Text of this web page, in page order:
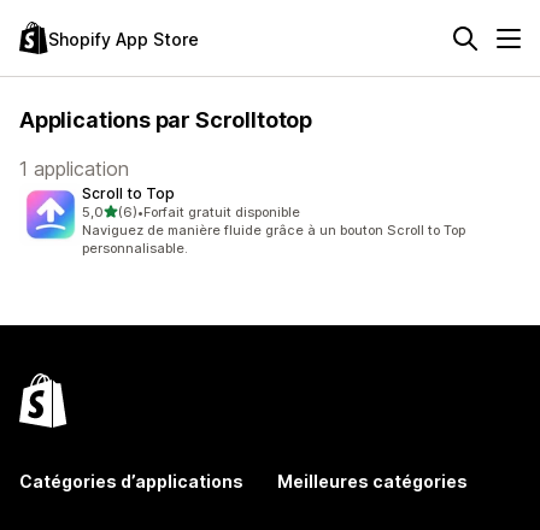
Shopify App Store
Applications par Scrolltotop
1 application
Scroll to Top
5,0étoile(s) sur 5
(6)
6 avis au total
•Forfait gratuit disponible
Naviguez de manière fluide grâce à un bouton Scroll to Top
personnalisable.
Catégories d’applications Meilleures catégories